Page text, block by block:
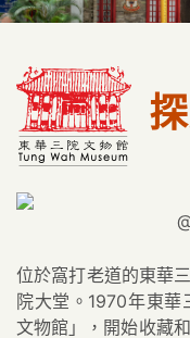
位於窩打老道的東華
院大堂。1970年東
文物館」，開始收藏